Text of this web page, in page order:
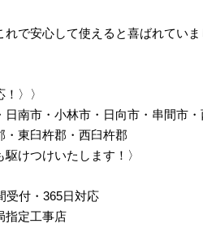
で安心して使えると喜ばれていま
〉〉
日南市・小林市・日向市・串間市
・東臼杵郡・西臼杵郡
駆けつけいたします！〉
付・365日対応
定工事店